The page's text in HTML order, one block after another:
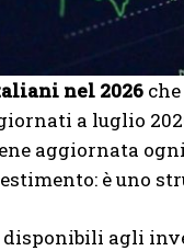
nel 2026
a luglio
aggiornata
è uno
disponibili agli